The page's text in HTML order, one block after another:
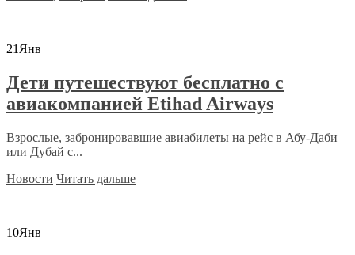
21Янв
Дети путешествуют бесплатно с
авиакомпанией Etihad Airways
Взрослые, забронировавшие авиабилеты на рейс в Абу-Даби
или Дубай с...
Новости Читать дальше
10Янв